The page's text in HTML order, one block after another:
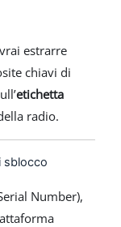
estrarre
chiavi di
etichetta
radio.
sblocco
Number),